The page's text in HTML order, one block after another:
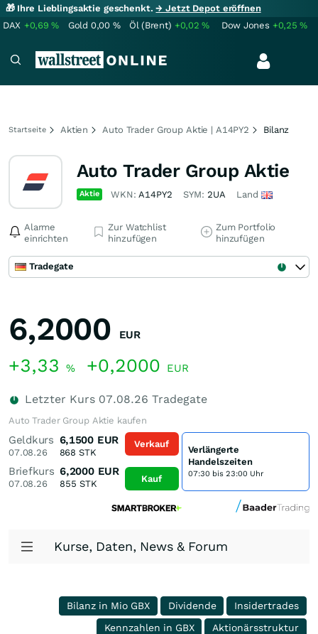
🎁 Ihre Lieblingsaktie geschenkt.→ Jetzt Depot eröffnen
DAX +0,69% Gold 0,00 % Öl (Brent) +0,02% Dow Jones +0,25%
Startseite Aktien Auto Trader Group Aktie | A14PY2 Bilanz
Auto Trader Group Aktie
Aktie WKN:A14PY2 SYM: 2UA Land
Alarme
einrichten
Zur Watchlist
hinzufügen
Zum Portfolio
hinzufügen
Tradegate
6,2000 EUR
+3,33 % +0,2000 EUR
Letzter Kurs 07.08.26 Tradegate
Auto Trader Group Aktie kaufen
Geldkurs
07.08.26
6,1500 EUR
868 STK
Briefkurs
07.08.26
6,2000 EUR
855 STK
Verkauf
Kauf
Verlängerte
Handelszeiten
07:30 bis 23:00 Uhr
Kurse, Daten, News & Forum
Bilanz in Mio GBX Dividende
Insidertrades
Kennzahlen in GBX
Aktionärsstruktur